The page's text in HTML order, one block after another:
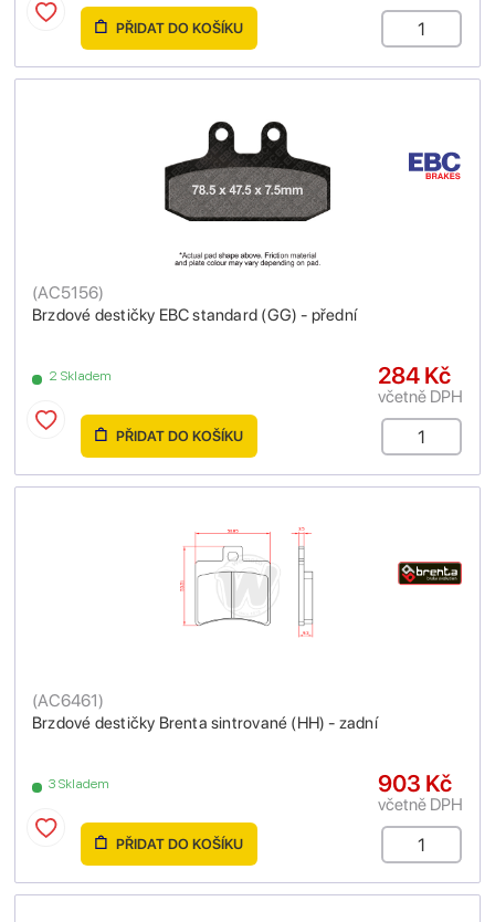
PŘIDAT DO KOŠÍKU
Brzdové destičky EBC standard (GG) - přední
(AC5156)
2 Skladem 284 Kč
včetně DPH
PŘIDAT DO KOŠÍKU
Brzdové destičky Brenta sintrované (HH) - zadní
(AC6461)
3 Skladem 903 Kč
včetně DPH
PŘIDAT DO KOŠÍKU